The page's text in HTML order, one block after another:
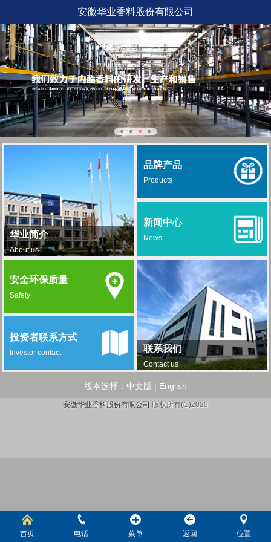
安徽华业香料股份有限公司
华业简介
About us
品牌产品
Products
新闻中心
News
联系我们
Contact us
安全环保质量
Safety
投资者联系方式
Investor contact
版本选择： 中文版 | English
安徽华业香料股份有限公司 版权所有(C)2020
首页 电话 菜单 返回 位置